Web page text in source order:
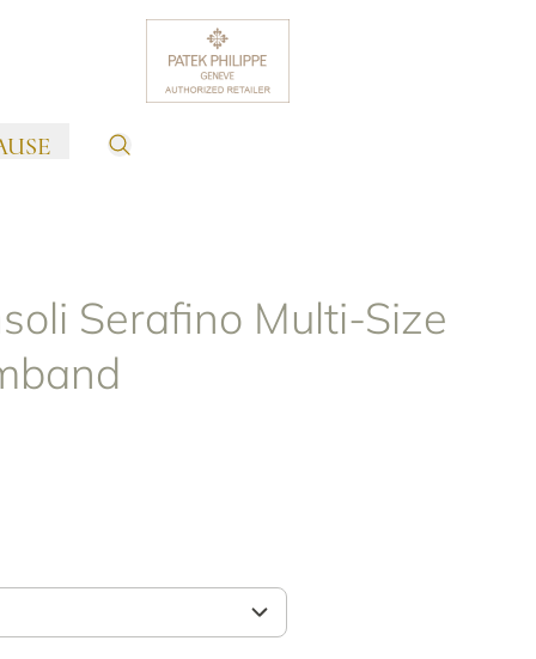
Serafino Multi-Size